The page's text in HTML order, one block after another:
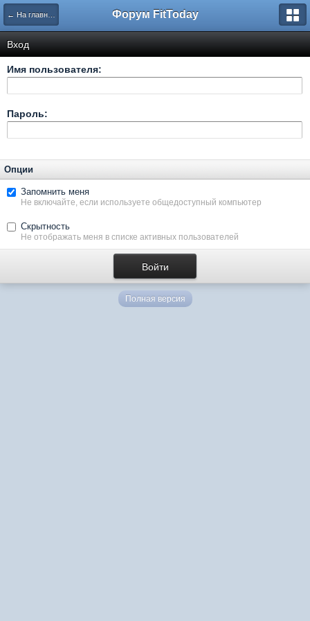
← На главную Форум FitToday
Вход
Имя пользователя:
Пароль:
Опции
Запомнить меня
Не включайте, если используете общедоступный компьютер
Скрытность
Не отображать меня в списке активных пользователей
Полная версия